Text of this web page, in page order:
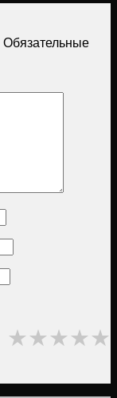
Обязательные
★
★
★
★
★